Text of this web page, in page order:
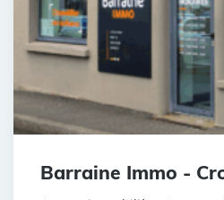
Barraine Immo -